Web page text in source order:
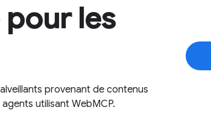
les
provenant de contenus
utilisant WebMCP.